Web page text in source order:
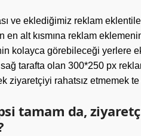
ve eklediğimiz reklam
en alt kısmına reklam
kolayca görebileceği yerlere
tarafta olan 300*250 px
ziyaretçiyi rahatsız etmemek te
tamam da, ziyaretçi